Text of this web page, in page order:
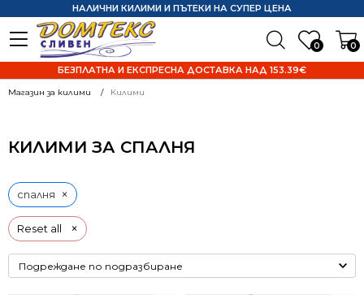
0 0
НАЛИЧНИ КИЛИМИ И ПЪТЕКИ НА СУПЕР ЦЕНА
БЕЗПЛАТНА И ЕКСПРЕСНА ДОСТАВКА НАД 153.39€
Магазин за килими Килими
КИЛИМИ ЗА СПАЛНЯ
Reset all ×
спалня ×